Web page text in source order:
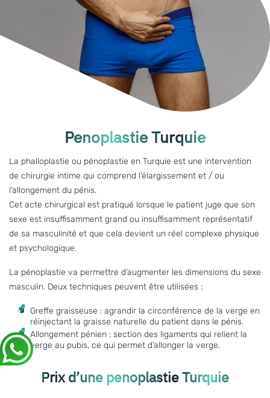
Penoplastie Turquie
La phalloplastie ou pénoplastie en Turquie est une intervention
de chirurgie intime qui comprend l’élargissement et / ou
l’allongement du pénis.
Cet acte chirurgical est pratiqué lorsque le patient juge que son
sexe est insuffisamment grand ou insuffisamment représentatif
de sa masculinité et que cela devient un réel complexe physique
et psychologique.
La pénoplastie va permettre d’augmenter les dimensions du sexe
masculin. Deux techniques peuvent être utilisées :
Greffe graisseuse : agrandir la circonférence de la verge en
réinjectant la graisse naturelle du patient dans le pénis.
Allongement pénien : section des ligaments qui relient la
verge au pubis, ce qui permet d’allonger la verge.
Prix d’une penoplastie Turquie